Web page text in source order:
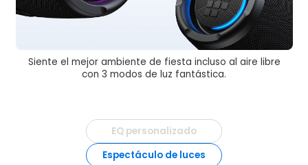
Siente el mejor ambiente de fiesta incluso al aire libre
con 3 modos de luz fantástica.
EQ personalizado
Espectáculo de luces